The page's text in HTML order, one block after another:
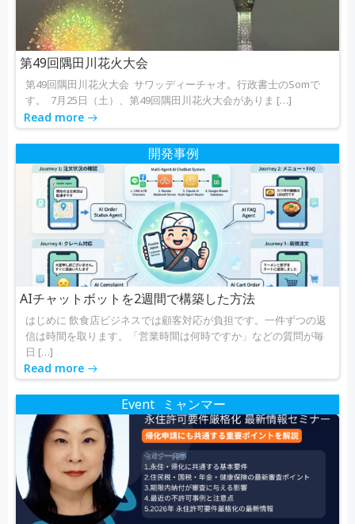
ョ
ン
ン
第49回隅田川花火大会
第49回隅田川花火大会 サワッディーチャオ。行政書士のSomで
す。 7月25日（土）、第49回隅田川花火大会がありま […]
Read more
開発事例
AIチャットボットを2週間で構築した方法
はじめに 飲食店ビジネスでは顧客対応が負担です。一件ずつの返
信は時間を取ります。「営業時間は何時ですか」などの質問が毎
日 […]
Read more
Event ミャンマー